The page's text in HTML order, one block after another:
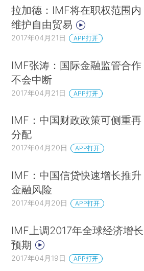
拉加德：IMF将在职权范围内
维护自由贸易
2017年04月21日 APP打开
IMF张涛：国际金融监管合作
不会中断
2017年04月21日 APP打开
IMF：中国财政政策可侧重再
分配
2017年04月20日 APP打开
IMF：中国信贷快速增长推升
金融风险
2017年04月20日 APP打开
IMF上调2017年全球经济增长
预期
2017年04月19日 APP打开